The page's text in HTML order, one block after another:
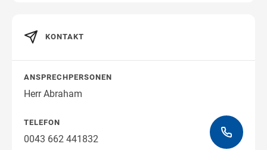
KONTAKT
ANSPRECHPERSONEN
Herr Abraham
TELEFON
0043 662 441832